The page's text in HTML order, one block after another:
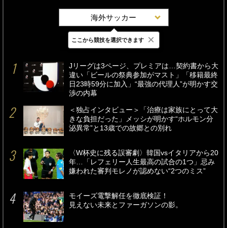
海外サッカー
最新 24時間 週間
Jリーグは3ページ、プレミアは…契約書から大
違い「ビールの祭典参加がマスト」「移籍最終
日23時59分に加入」“最強の代理人”が明かす交
渉の内幕
＜独占インタビュー＞「治療は家族にとって大
きな負担だった」メッシが明かす“ホルモン分
泌異常”と13歳での故郷との別れ
〈W杯史に残る誤審劇〉韓国vsイタリアから20
年…「レフェリー人生最高の試合の1つ」忌み
嫌われた審判モレノが認めない“2つのミス”
モイーズ電撃解任を徹底検証！
見えない未来とファーガソンの影。
ここから競技を選択できます ×